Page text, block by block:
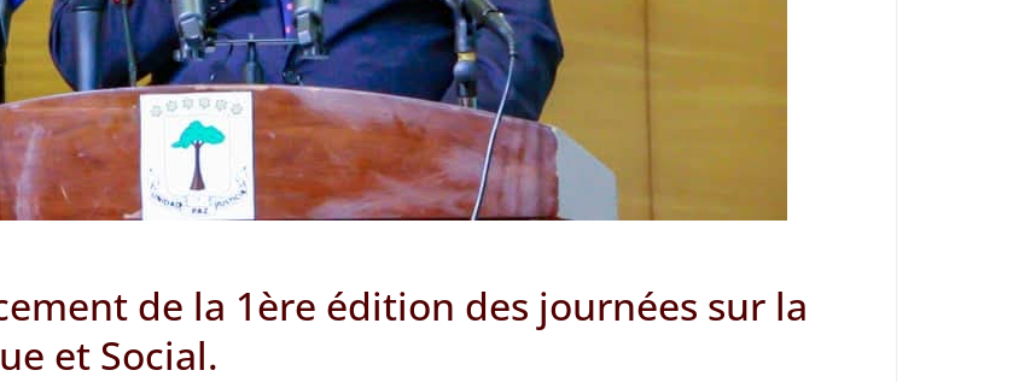
de la 1ère édition des journées sur la
et Social.